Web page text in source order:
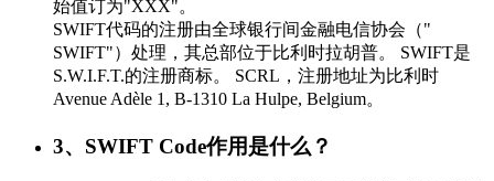
始值订为"XXX"。
SWIFT代码的注册由全球银行间金融电信协会（"
SWIFT"）处理，其总部位于比利时拉胡普。 SWIFT是
S.W.I.F.T.的注册商标。 SCRL，注册地址为比利时
Avenue Adèle 1, B-1310 La Hulpe, Belgium。
3、SWIFT Code作用是什么？